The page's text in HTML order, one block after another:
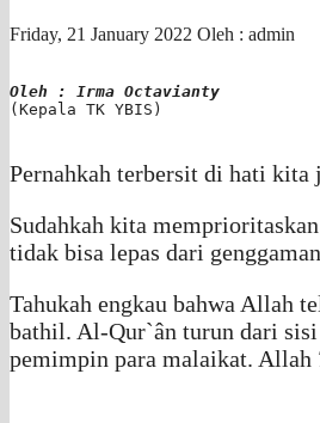
Friday, 21 January 2022 Oleh : admin
Oleh : Irma Octavianty
(Kepala TK YBIS)
Pernahkah terbersit di hati kita
Sudahkah kita
tidak bisa lepas dari
Tahukah engkau bahwa Allah
bathil. Al-Qur`ân turun dari
pemimpin para malaikat. Allah